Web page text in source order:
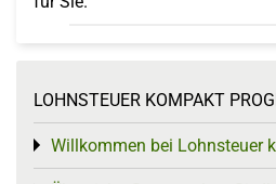
LOHNSTEUER KOMPAKT
Willkommen bei Lohnsteuer
Toggle menu